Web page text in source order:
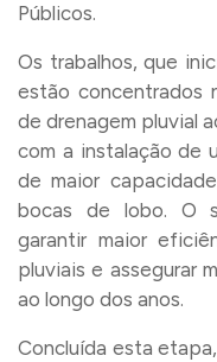
Públicos.
Os trabalhos, que
estão concentrados
de drenagem pluvial
com a instalação de
de maior
bocas de lobo. O
garantir maior
pluviais e assegurar
ao longo dos anos.
Concluída esta